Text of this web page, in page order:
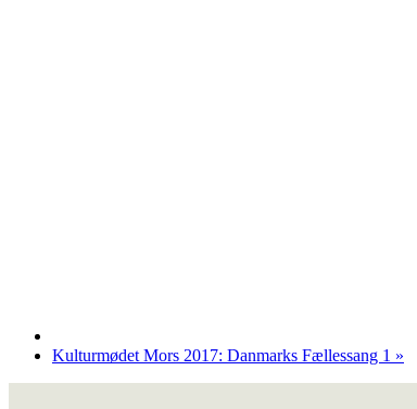
Kulturmødet Mors 2017: Danmarks Fællessang 1 »